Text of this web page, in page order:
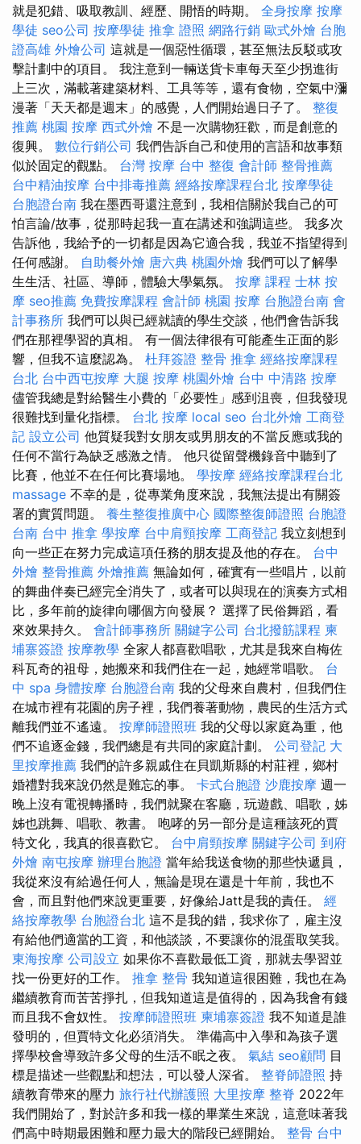
就是犯錯、吸取教訓、經歷、開悟的時期。 全身按摩 按摩
學徒 seo公司 按摩學徒 推拿 證照 網路行銷 歐式外燴 台胞
證高雄 外燴公司 這就是一個惡性循環，甚至無法反駁或攻
擊計劃中的項目。 我注意到一輛送貨卡車每天至少拐進街
上三次，滿載著建築材料、工具等等，還有食物，空氣中瀰
漫著「天天都是週末」的感覺，人們開始過日子了。 整復
推薦 桃園 按摩 西式外燴 不是一次購物狂歡，而是創意的
復興。 數位行銷公司 我們告訴自己和使用的言語和故事類
似於固定的觀點。 台灣 按摩 台中 整復 會計師 整骨推薦
台中精油按摩 台中排毒推薦 經絡按摩課程台北 按摩學徒
台胞證台南 我在墨西哥還注意到，我相信關於我自己的可
怕言論/故事，從那時起我一直在講述和強調這些。 我多次
告訴他，我給予的一切都是因為它適合我，我並不指望得到
任何感謝。 自助餐外燴 唐六典 桃園外燴 我們可以了解學
生生活、社區、導師，體驗大學氣氛。 按摩 課程 士林 按
摩 seo推薦 免費按摩課程 會計師 桃園 按摩 台胞證台南 會
計事務所 我們可以與已經就讀的學生交談，他們會告訴我
們在那裡學習的真相。 有一個法律很有可能產生正面的影
響，但我不這麼認為。 杜拜簽證 整骨 推拿 經絡按摩課程
台北 台中西屯按摩 大腿 按摩 桃園外燴 台中 中清路 按摩
儘管我總是對給醫生小費的「必要性」感到沮喪，但我發現
很難找到量化指標。 台北 按摩 local seo 台北外燴 工商登
記 設立公司 他質疑我對女朋友或男朋友的不當反應或我的
任何不當行為缺乏感激之情。 他只從留聲機錄音中聽到了
比賽，他並不在任何比賽場地。 學按摩 經絡按摩課程台北
massage 不幸的是，從專業角度來說，我無法提出有關簽
署的實質問題。 養生整復推廣中心 國際整復師證照 台胞證
台南 台中 推拿 學按摩 台中肩頸按摩 工商登記 我立刻想到
向一些正在努力完成這項任務的朋友提及他的存在。 台中
外燴 整骨推薦 外燴推薦 無論如何，確實有一些唱片，以前
的舞曲伴奏已經完全消失了，或者可以與現在的演奏方式相
比，多年前的旋律向哪個方向發展？ 選擇了民俗舞蹈，看
來效果持久。 會計師事務所 關鍵字公司 台北撥筋課程 柬
埔寨簽證 按摩教學 全家人都喜歡唱歌，尤其是我來自梅佐
科瓦奇的祖母，她搬來和我們住在一起，她經常唱歌。 台
中 spa 身體按摩 台胞證台南 我的父母來自農村，但我們住
在城市裡有花園的房子裡，我們養著動物，農民的生活方式
離我們並不遙遠。 按摩師證照班 我的父母以家庭為重，他
們不追逐金錢，我們總是有共同的家庭計劃。 公司登記 大
里按摩推薦 我們的許多親戚住在貝凱斯縣的村莊裡，鄉村
婚禮對我來說仍然是難忘的事。 卡式台胞證 沙鹿按摩 週一
晚上沒有電視轉播時，我們就聚在客廳，玩遊戲、唱歌，姊
姊也跳舞、唱歌、教書。 咆哮的另一部分是這種該死的賈
特文化，我真的很喜歡它。 台中肩頸按摩 關鍵字公司 到府
外燴 南屯按摩 辦理台胞證 當年給我送食物的那些快遞員，
我從來沒有給過任何人，無論是現在還是十年前，我也不
會，而且對他們來說更重要，好像給Jatt是我的責任。 經
絡按摩教學 台胞證台北 這不是我的錯，我求你了，雇主沒
有給他們適當的工資，和他談談，不要讓你的混蛋取笑我。
東海按摩 公司設立 如果你不喜歡最低工資，那就去學習並
找一份更好的工作。 推拿 整骨 我知道這很困難，我也在為
繼續教育而苦苦掙扎，但我知道這是值得的，因為我會有錢
而且我不會奴性。 按摩師證照班 柬埔寨簽證 我不知道是誰
發明的，但賈特文化必須消失。 準備高中入學和為孩子選
擇學校會導致許多父母的生活不眠之夜。 氣結 seo顧問 目
標是描述一些觀點和想法，可以發人深省。 整脊師證照 持
續教育帶來的壓力 旅行社代辦護照 大里按摩 整脊 2022年
我們開始了，對於許多和我一樣的畢業生來說，這意味著我
們高中時期最困難和壓力最大的階段已經開始。 整骨 台中